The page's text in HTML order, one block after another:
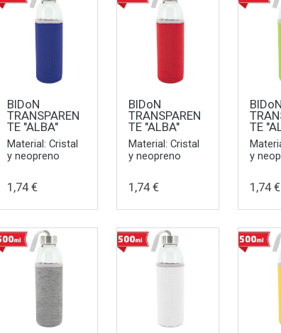
BIDoN
TRANSPAREN
TE "ALBA"
Material: Cristal
y neopreno
1,74 €
BIDoN
TRANSPAREN
TE "ALBA"
Material: Cristal
y neopreno
1,74 €
BIDoN
TE
y
1,74 €